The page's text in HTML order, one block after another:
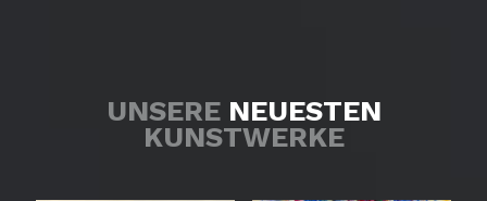
UNSERE NEUESTEN
KUNSTWERKE